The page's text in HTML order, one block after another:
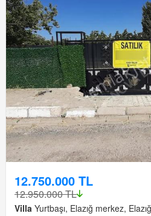
12.750.000 TL
12.950.000 TL
Villa Yurtbaşı, Elazığ merkez,